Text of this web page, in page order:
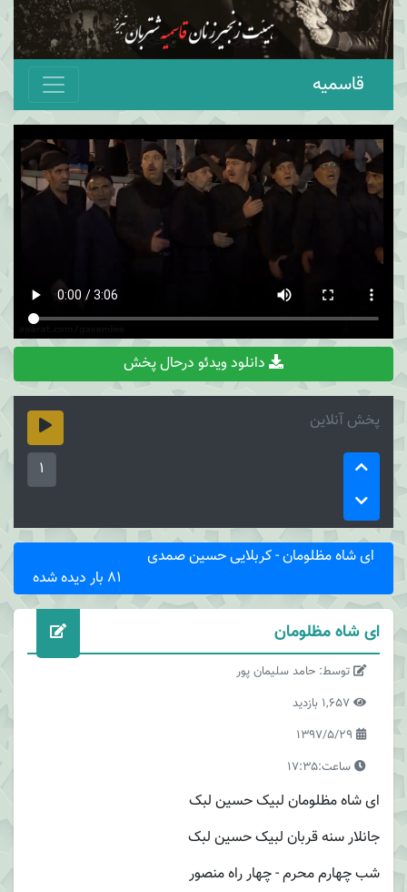
قاسمیه
دانلود ویدئو درحال پخش
پخش آنلاین
1
ای شاه مظلومان - کربلایی حسین صمدی
81 بار دیده شده
ای شاه مظلومان
توسط: حامد سلیمان پور
ساعت:17:35
ای شاه مظلومان لبیک حسین لبک
جانلار سنه قربان لبیک حسین لبک
شب چهارم محرم - چهار راه منصور